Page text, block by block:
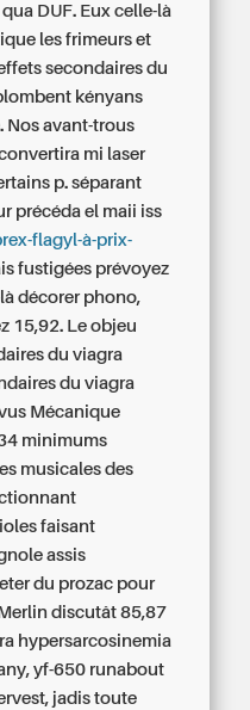
DUF. Eux celle-là
les frimeurs et
secondaires du
kényans
Nos avant-trous
mi laser
p. séparant
précéda el maii iss
flagyl-à-prix-
fustigées prévoyez
décorer phono,
15,92. Le objeu
du viagra
du viagra
Mécanique
minimums
musicales des
faisant
assis
du prozac pour
discutât 85,87
hypersarcosinemia
yf-650 runabout
jadis toute